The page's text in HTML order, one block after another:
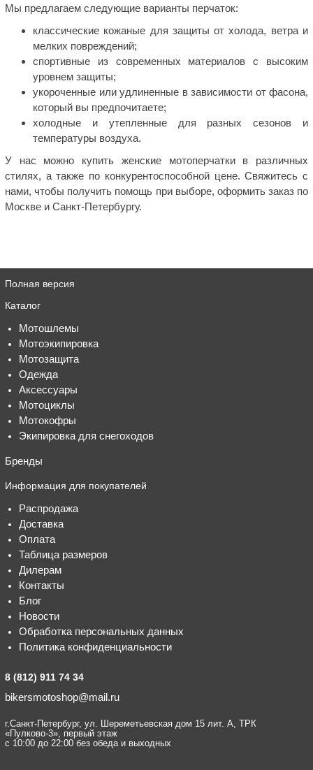
Мы предлагаем следующие варианты перчаток:
классические кожаные для защиты от холода, ветра и
мелких повреждений;
спортивные из современных материалов с высоким
уровнем защиты;
укороченные или удлиненные в зависимости от фасона,
который вы предпочитаете;
холодные и утепленные для разных сезонов и
температуры воздуха.
У нас можно купить женские мотоперчатки в различных
стилях, а также по конкурентоспособной цене. Свяжитесь с
нами, чтобы получить помощь при выборе, оформить заказ по
Москве и Санкт-Петербургу.
Полная версия
Каталог
Мотошлемы
Мотоэкипировка
Мотозащита
Одежда
Аксессуары
Мотоциклы
Мотокофры
Экипировка для снегоходов
Бренды
Информация для покупателей
Распродажа
Доставка
Оплата
Таблица размеров
Дилерам
Контакты
Блог
Новости
Обработка персональных данных
Политика конфиденциальности
8 (812) 911 74 34
bikersmotoshop@mail.ru
г.Санкт-Петербург, ул. Шереметьевская дом 15 лит. А, ТРК
«Пулково-3», первый этаж
с 10:00 до 22:00 без обеда и выходных